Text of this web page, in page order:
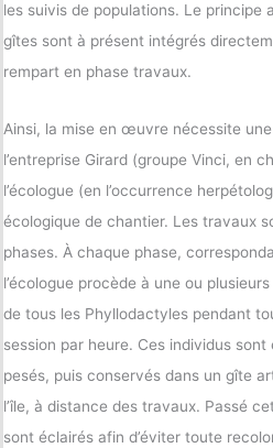
les suivis de populations. Le principe
gîtes sont à présent intégrés
rempart en phase travaux.
Ainsi, la mise en œuvre nécessite
l’entreprise Girard (groupe Vinci, en
l’écologue (en l’occurrence
écologique de chantier. Les travaux
phases. À chaque phase,
l’écologue procède à une ou
de tous les Phyllodactyles pendant
session par heure. Ces individus
pesés, puis conservés dans un gîte
l’île, à distance des travaux. Passé
sont éclairés afin d’éviter toute